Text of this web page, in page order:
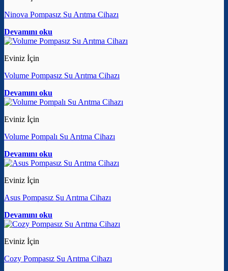
Ninova Pompasız Su Arıtma Cihazı
Devamını oku
Eviniz İçin
Volume Pompasız Su Arıtma Cihazı
Devamını oku
Eviniz İçin
Volume Pompalı Su Arıtma Cihazı
Devamını oku
Eviniz İçin
Asus Pompasız Su Arıtma Cihazı
Devamını oku
Eviniz İçin
Cozy Pompasız Su Arıtma Cihazı